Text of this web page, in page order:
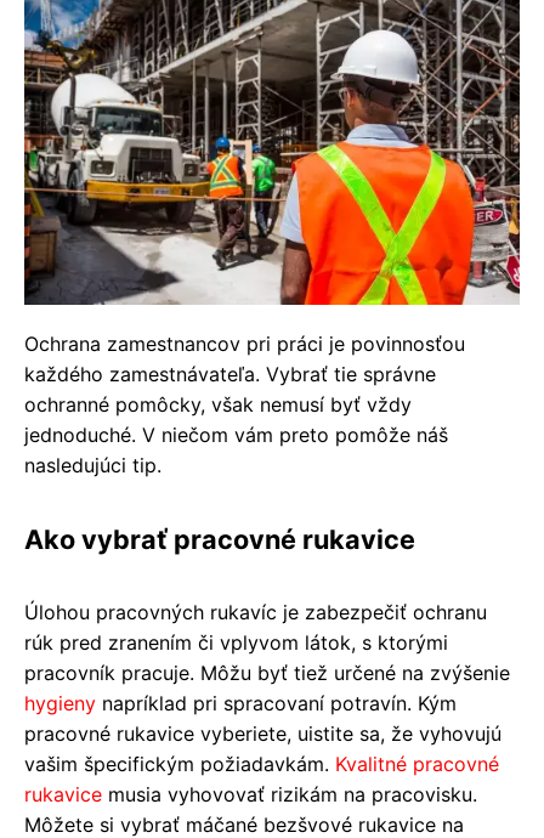
Ochrana zamestnancov pri práci je povinnosťou
každého zamestnávateľa. Vybrať tie správne
ochranné pomôcky, však nemusí byť vždy
jednoduché. V niečom vám preto pomôže náš
nasledujúci tip.
Ako vybrať pracovné rukavice
Úlohou pracovných rukavíc je zabezpečiť ochranu
rúk pred zranením či vplyvom látok, s ktorými
pracovník pracuje. Môžu byť tiež určené na zvýšenie
hygieny napríklad pri spracovaní potravín. Kým
pracovné rukavice vyberiete, uistite sa, že vyhovujú
vašim špecifickým požiadavkám. Kvalitné pracovné
rukavice musia vyhovovať rizikám na pracovisku.
Môžete si vybrať máčané bezšvové rukavice na